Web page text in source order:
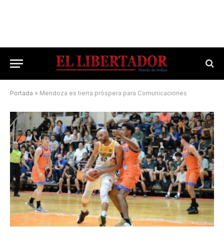
Portada » Mendoza es tierra próspera para Comunicaciones